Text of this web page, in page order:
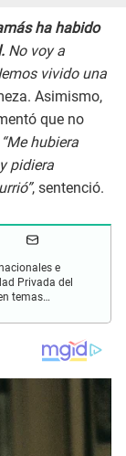
ha habido
No voy a
vivido una
Asimismo,
que no
“Me hubiera
pidiera
, sentenció.
e
Privada del
temas